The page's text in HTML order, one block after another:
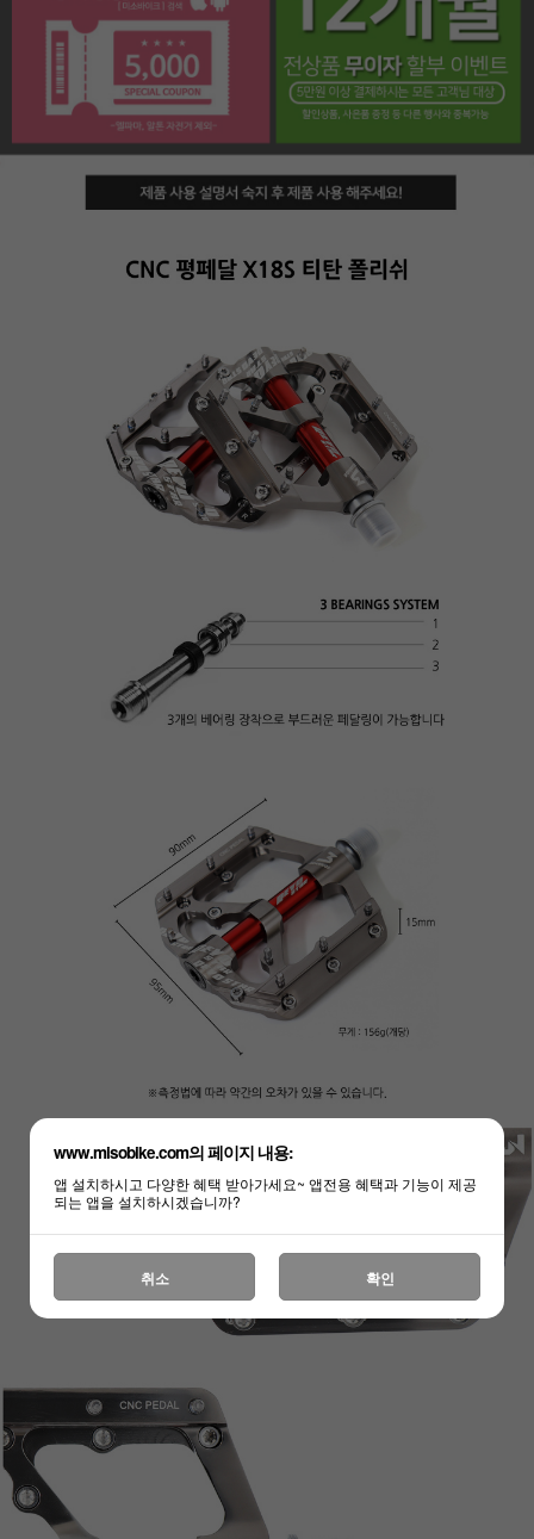
하세요!
www.misobike.com의 페이지 내용:
앱 설치하시고 다양한 혜택 받아가세요~ 앱전용 혜택과 기능이 제공
되는 앱을 설치하시겠습니까?
취소 확인